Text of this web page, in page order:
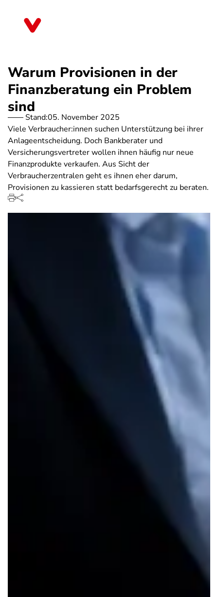
Warum Provisionen in der
Finanzberatung ein Problem
sind
Stand:05. November 2025
Viele Verbraucher:innen suchen Unterstützung bei ihrer
Anlageentscheidung. Doch Bankberater und
Versicherungsvertreter wollen ihnen häufig nur neue
Finanzprodukte verkaufen. Aus Sicht der
Verbraucherzentralen geht es ihnen eher darum,
Provisionen zu kassieren statt bedarfsgerecht zu beraten.